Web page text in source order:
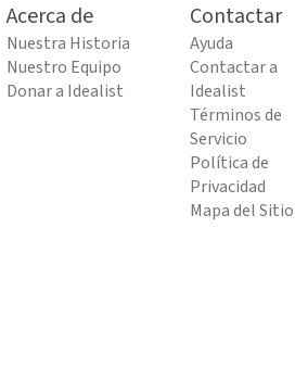
Acerca de
Nuestra Historia
Nuestro Equipo
Donar a Idealist
Contactar
Ayuda
Contactar a
Idealist
Términos de
Servicio
Política de
Privacidad
Mapa del Sitio